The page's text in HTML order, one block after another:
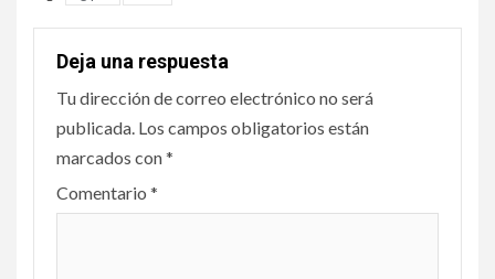
Deja una respuesta
Tu dirección de correo electrónico no será
publicada. Los campos obligatorios están
marcados con*
Comentario *